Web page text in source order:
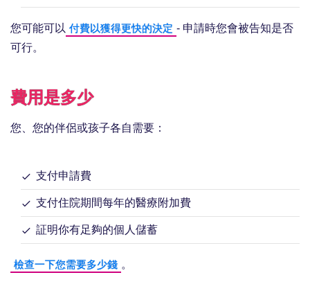
您可能可以 付費以獲得更快的決定 - 申請時您會被告知是否
可行。
費用是多少
您、您的伴侶或孩子各自需要：
支付申請費
支付住院期間每年的醫療附加費
証明你有足夠的個人儲蓄
檢查一下您需要多少錢 。